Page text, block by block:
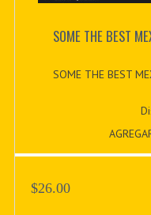
SOME THE BEST
SOME THE BEST
$26.00